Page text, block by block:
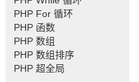
PHP For 循环
PHP 函数
PHP 数组
PHP 数组排序
PHP 超全局